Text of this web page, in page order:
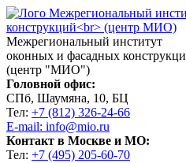
Межрегиональный институт
оконных и фасадных
(центр "МИО")
Головной офис:
СПб, Шаумяна, 10, БЦ
Тел: +7 (812) 326-24-66
E-mail: info@mio.ru
Контакт в Москве и МО:
Тел: +7 (495) 205-60-70